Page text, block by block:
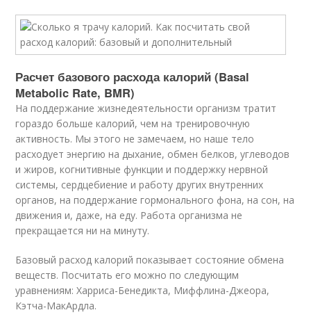
Расчет базового расхода калорий (Basal
Metabolic Rate, BMR)
На поддержание жизнедеятельности организм тратит
гораздо больше калорий, чем на тренировочную
активность. Мы этого не замечаем, но наше тело
расходует энергию на дыхание, обмен белков, углеводов
и жиров, когнитивные функции и поддержку нервной
системы, сердцебиение и работу других внутренних
органов, на поддержание гормонального фона, на сон, на
движения и, даже, на еду. Работа организма не
прекращается ни на минуту.
Базовый расход калорий показывает состояние обмена
веществ. Посчитать его можно по следующим
уравнениям: Харриса-Бенедикта, Миффлина-Джеора,
Кэтча-МакАрдла.